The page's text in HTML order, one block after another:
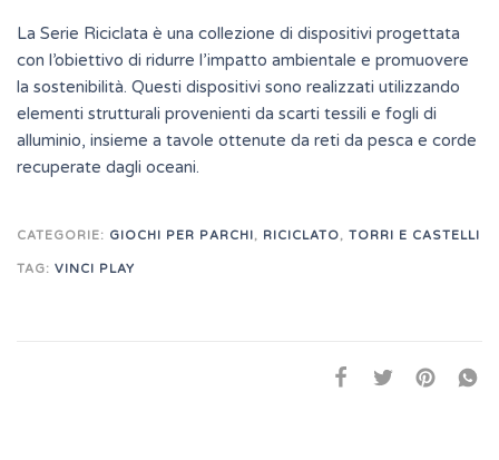
La Serie Riciclata è una collezione di dispositivi progettata
con l’obiettivo di ridurre l’impatto ambientale e promuovere
la sostenibilità. Questi dispositivi sono realizzati utilizzando
elementi strutturali provenienti da scarti tessili e fogli di
alluminio, insieme a tavole ottenute da reti da pesca e corde
recuperate dagli oceani.
CATEGORIE: GIOCHI PER PARCHI, RICICLATO, TORRI E CASTELLI
TAG: VINCI PLAY